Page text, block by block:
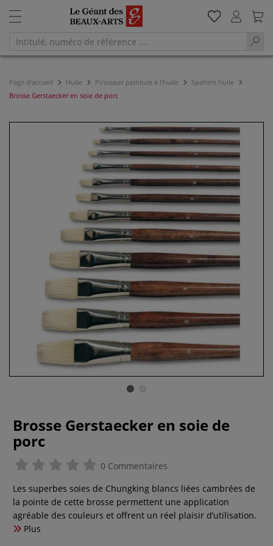
Page d'accueil Huile Pinceaux peinture à l'huile
Spalters huile
Brosse Gerstaecker en soie de porc
Brosse Gerstaecker en soie de
porc
0 Commentaires
Les superbes soies de Chungking blancs liées cambrées de
la pointe de cette brosse permettent une application
agréable des couleurs et offrent un réel plaisir d’utilisation.
Plus